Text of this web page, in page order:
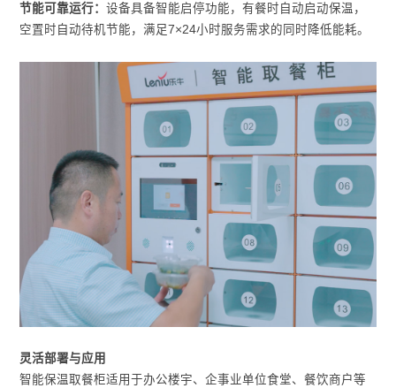
节能可靠运行：设备具备智能启停功能，有餐时自动启动保温，
空置时自动待机节能，满足7×24小时服务需求的同时降低能耗。
灵活部署与应用
智能保温取餐柜适用于办公楼宇、企事业单位食堂、餐饮商户等